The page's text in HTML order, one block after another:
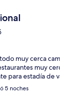
muy cerca
muy
para estadía de
5 noches